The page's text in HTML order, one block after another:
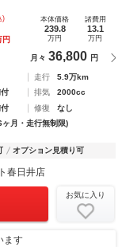
ニター パーキン
シートヒーター
)
円
本体価格
239.8
万円
諸費用
13.1
万円
月々 36,800 円
走行
5.9万km
排気
2000cc
修復
なし
ヶ月・走行無制限)
オプション見積り可
春日井店
お気に入り
ます